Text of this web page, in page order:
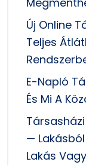
Új Online
Teljes
E-Napló
És Mi A
—
Lakás